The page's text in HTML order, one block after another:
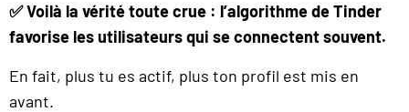
✅ Voilà la vérité toute crue : l’algorithme de Tinder
favorise les utilisateurs qui se connectent souvent.
En fait, plus tu es actif, plus ton profil est mis en
avant.